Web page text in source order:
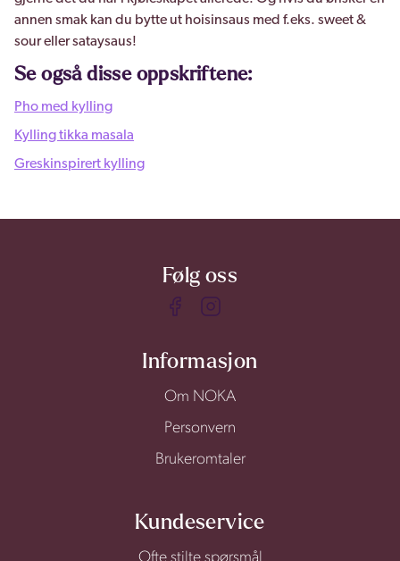
annen smak kan du bytte ut hoisinsaus med f.eks. sweet &
sour eller sataysaus!
Se også disse oppskriftene:
Pho med kylling
Kylling tikka masala
Greskinspirert kylling
Følg oss
Informasjon
Om NOKA
Personvern
Brukeromtaler
Kundeservice